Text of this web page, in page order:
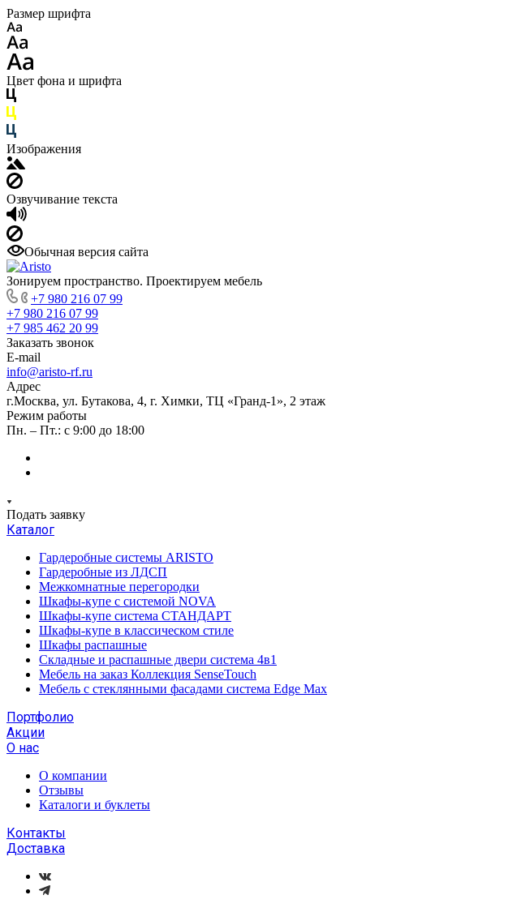
Размер шрифта
Цвет фона и шрифта
Изображения
Озвучивание текста
Обычная версия сайта
Зонируем пространство. Проектируем мебель
+7 980 216 07 99
+7 980 216 07 99
+7 985 462 20 99
Заказать звонок
E-mail
info@aristo-rf.ru
Адрес
г.Москва, ул. Бутакова, 4, г. Химки, ТЦ «Гранд-1», 2 этаж
Режим работы
Пн. – Пт.: с 9:00 до 18:00
Подать заявку
Каталог
Гардеробные системы ARISTO
Гардеробные из ЛДСП
Межкомнатные перегородки
Шкафы-купе с системой NOVA
Шкафы-купе система СТАНДАРТ
Шкафы-купе в классическом стиле
Шкафы распашные
Складные и распашные двери система 4в1
Мебель на заказ Коллекция SenseTouch
Мебель с стеклянными фасадами система Edge Max
Портфолио
Акции
О нас
О компании
Отзывы
Каталоги и буклеты
Контакты
Доставка